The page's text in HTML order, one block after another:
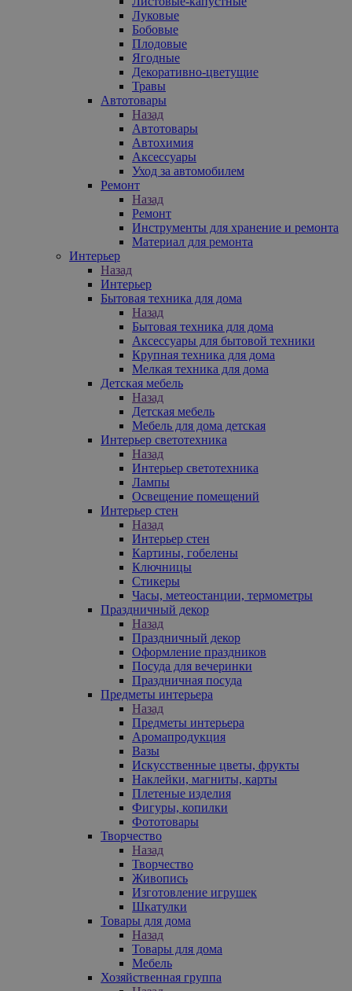
Луковые
Бобовые
Плодовые
Ягодные
Декоративно-цветущие
Травы
Автотовары
Назад
Автотовары
Автохимия
Аксессуары
Уход за автомобилем
Ремонт
Назад
Ремонт
Инструменты для хранение и ремонта
Материал для ремонта
Интерьер
Назад
Интерьер
Бытовая техника для дома
Назад
Бытовая техника для дома
Аксессуары для бытовой техники
Крупная техника для дома
Мелкая техника для дома
Детская мебель
Назад
Детская мебель
Мебель для дома детская
Интерьер светотехника
Назад
Интерьер светотехника
Лампы
Освещение помещений
Интерьер стен
Назад
Интерьер стен
Картины, гобелены
Ключницы
Стикеры
Часы, метеостанции, термометры
Праздничный декор
Назад
Праздничный декор
Оформление праздников
Посуда для вечеринки
Праздничная посуда
Предметы интерьера
Назад
Предметы интерьера
Аромапродукция
Вазы
Искусственные цветы, фрукты
Наклейки, магниты, карты
Плетеные изделия
Фигуры, копилки
Фототовары
Творчество
Назад
Творчество
Живопись
Изготовление игрушек
Шкатулки
Товары для дома
Назад
Товары для дома
Мебель
Хозяйственная группа